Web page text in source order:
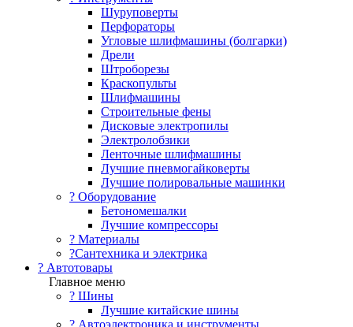
Шуруповерты
Перфораторы
Угловые шлифмашины (болгарки)
Дрели
Штроборезы
Краскопульты
Шлифмашины
Строительные фены
Дисковые электропилы
Электролобзики
Ленточные шлифмашины
Лучшие пневмогайковерты
Лучшие полировальные машинки
?️ Оборудование
Бетономешалки
Лучшие компрессоры
? Материалы
?Сантехника и электрика
? Автотовары
Главное меню
? Шины
Лучшие китайские шины
? Автоэлектроника и инструменты